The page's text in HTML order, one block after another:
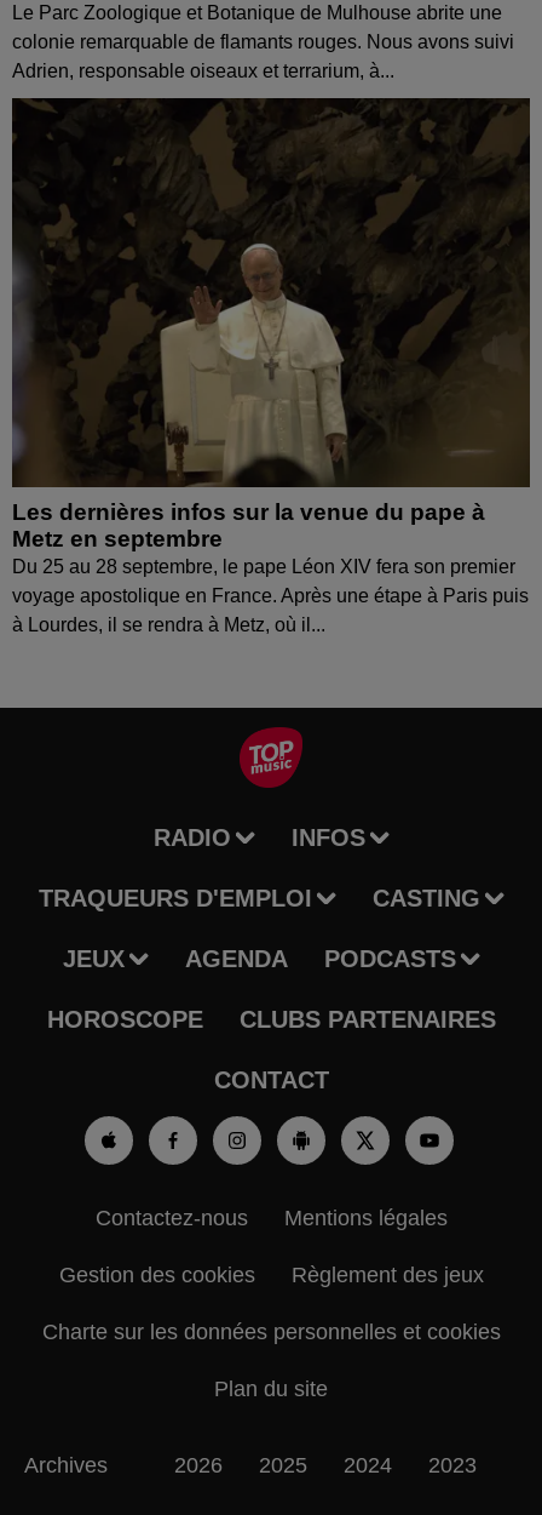
Le Parc Zoologique et Botanique de Mulhouse abrite une
colonie remarquable de flamants rouges. Nous avons suivi
Adrien, responsable oiseaux et terrarium, à...
Les dernières infos sur la venue du pape à
Metz en septembre
Du 25 au 28 septembre, le pape Léon XIV fera son premier
voyage apostolique en France. Après une étape à Paris puis
à Lourdes, il se rendra à Metz, où il...
RADIO INFOS
TRAQUEURS D'EMPLOI CASTING
JEUX AGENDA PODCASTS
HOROSCOPE CLUBS PARTENAIRES
CONTACT
Contactez-nous Mentions légales
Gestion des cookies Règlement des jeux
Charte sur les données personnelles et cookies
Plan du site
Archives 2026 2025 2024 2023